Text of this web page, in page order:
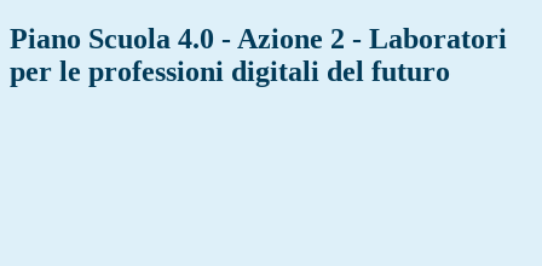
Piano Scuola 4.0 - Azione 2 - Laboratori
per le professioni digitali del futuro